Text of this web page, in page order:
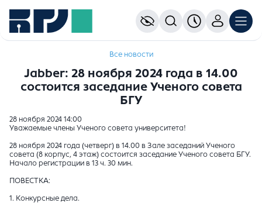
Все новости
Jabber: 28 ноября 2024 года в 14.00
состоится заседание Ученого совета
БГУ
28 ноября 2024 14:00
Уважаемые члены Ученого совета университета!
28 ноября 2024 года (четверг) в 14.00 в Зале заседаний Ученого
совета (8 корпус, 4 этаж) состоится заседание Ученого совета БГУ.
Начало регистрации в 13 ч. 30 мин.
ПОВЕСТКА:
1. Конкурсные дела.